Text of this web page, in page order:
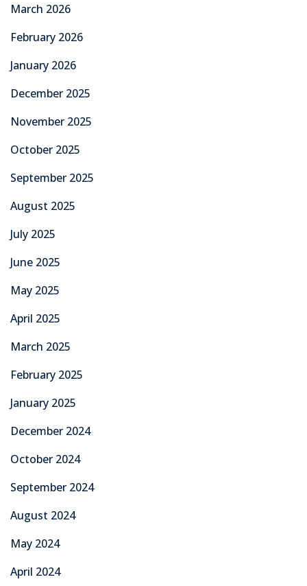
March 2026
February 2026
January 2026
December 2025
November 2025
October 2025
September 2025
August 2025
July 2025
June 2025
May 2025
April 2025
March 2025
February 2025
January 2025
December 2024
October 2024
September 2024
August 2024
May 2024
April 2024